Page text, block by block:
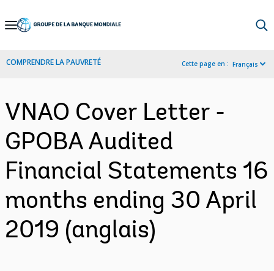
Skip
Navigation
COMPRENDRE LA PAUVRETÉ Cette page en : Français
VNAO Cover Letter -
GPOBA Audited
Financial Statements 16
months ending 30 April
2019 (anglais)